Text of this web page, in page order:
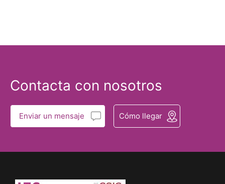
Contacta con nosotros
Enviar un mensaje Cómo llegar